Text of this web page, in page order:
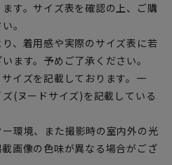
す。サイズ表を確認の上、ご購
。
、着用感や実際のサイズ表に若
ます。予めご了承ください。
イズを記載しております。一
(ヌードサイズ)を記載している
環境、また撮影時の室内外の光
画像の色味が異なる場合がござ